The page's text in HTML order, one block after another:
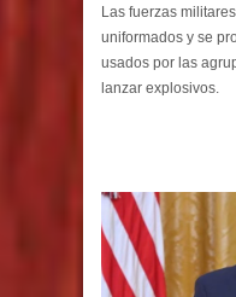
Las fuerzas
uniformados y se
usados por las
lanzar explosivos.